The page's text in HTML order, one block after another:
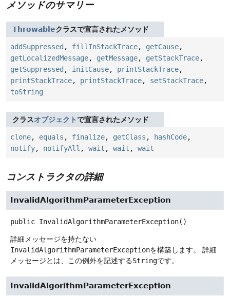
メソッドのサマリー
Throwableクラスで宣言されたメソッド
addSuppressed , fillInStackTrace, getCause,
getLocalizedMessage, getMessage, getStackTrace,
getSuppressed , initCause, printStackTrace,
printStackTrace, printStackTrace, setStackTrace,
toString
クラスオブジェクトで宣言されたメソッド
clone, equals , finalize, getClass , hashCode,
notify, notifyAll , wait , wait , wait
コンストラクタの詳細
InvalidAlgorithmParameterException
public InvalidAlgorithmParameterException()
詳細メッセージを持たない
InvalidAlgorithmParameterExceptionを構築します。
詳細
メッセージとは、この例外を記述するStringです。
InvalidAlgorithmParameterException